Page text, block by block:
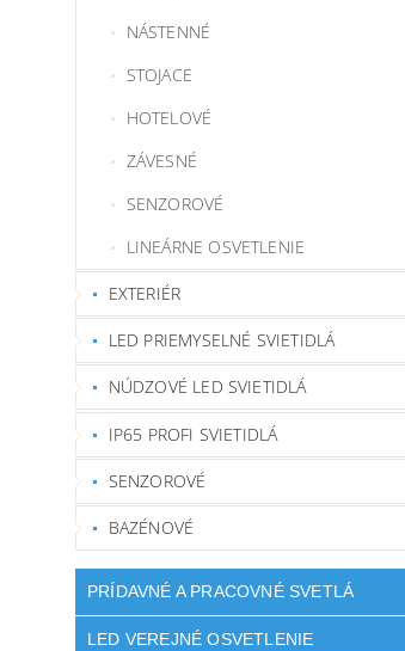
NÁSTENNÉ
STOJACE
HOTELOVÉ
ZÁVESNÉ
SENZOROVÉ
LINEÁRNE OSVETLENIE
EXTERIÉR
LED PRIEMYSELNÉ SVIETIDLÁ
NÚDZOVÉ LED SVIETIDLÁ
IP65 PROFI SVIETIDLÁ
SENZOROVÉ
BAZÉNOVÉ
PRÍDAVNÉ A PRACOVNÉ SVETLÁ
LED VEREJNÉ OSVETLENIE